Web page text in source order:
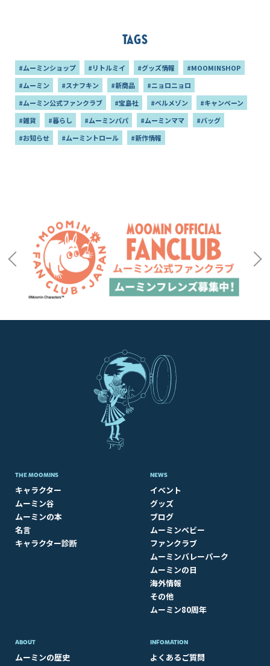
Tags
#ムーミンショップ #リトルミイ #グッズ情報
#MOOMINSHOP
#ムーミン
#スナフキン #新商品
#ニョロニョロ
#ムーミン公式ファンクラブ
#宝島社 #ベルメゾン
#キャンペーン
#雑貨
#暮らし #ムーミンパパ #ムーミンママ
#バッグ
#お知らせ
#ムーミントロール #新作情報
THE MOOMINS
キャラクター
ムーミン谷
ムーミンの本
名言
キャラクター診断
NEWS
イベント
グッズ
ブログ
ムーミンベビー
ファンクラブ
ムーミンバレーパーク
ムーミンの日
海外情報
その他
ムーミン80周年
ABOUT​
ムーミンの歴史
INFOMATION
よくあるご質問